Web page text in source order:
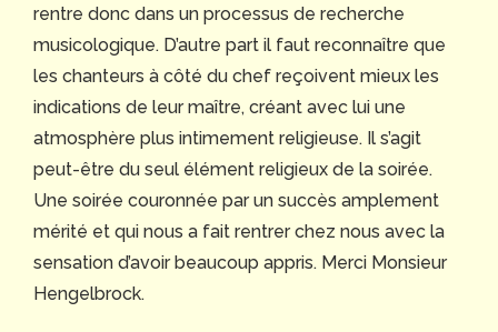
rentre donc dans un processus de recherche
musicologique. D’autre part il faut reconnaître que
les chanteurs à côté du chef reçoivent mieux les
indications de leur maître, créant avec lui une
atmosphère plus intimement religieuse. Il s’agit
peut-être du seul élément religieux de la soirée.
Une soirée couronnée par un succès amplement
mérité et qui nous a fait rentrer chez nous avec la
sensation d’avoir beaucoup appris. Merci Monsieur
Hengelbrock.